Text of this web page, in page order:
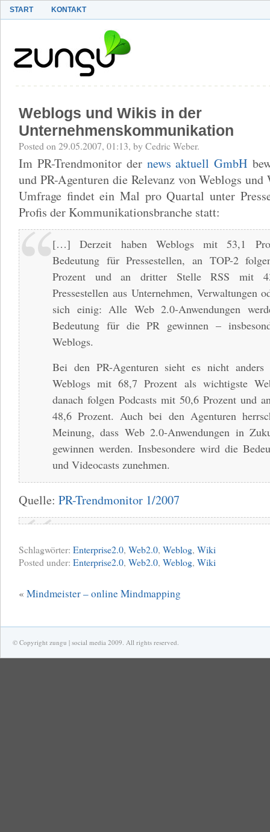
START KONTAKT
Weblogs und Wikis in der
Unternehmenskommunikation
Posted on 29.05.2007, 01:13, by Cedric Weber.
Im PR-Trendmonitor der news aktuell GmbH
und PR-Agenturen die Relevanz von Weblogs
Umfrage findet ein Mal pro Quartal unter
Profis der Kommunikationsbranche statt:
[…] Derzeit haben Weblogs mit 53,1
Bedeutung für Pressestellen, an TOP-2
Prozent und an dritter Stelle RSS mit
Pressestellen aus Unternehmen, Verwaltungen
sich einig: Alle Web 2.0-Anwendungen
Bedeutung für die PR gewinnen –
Weblogs.
Bei den PR-Agenturen sieht es nicht anders
Weblogs mit 68,7 Prozent als wichtigste
danach folgen Podcasts mit 50,6 Prozent und
48,6 Prozent. Auch bei den Agenturen
Meinung, dass Web 2.0-Anwendungen in
gewinnen werden. Insbesondere wird die
und Videocasts zunehmen.
Quelle: PR-Trendmonitor 1/2007
Schlagwörter: Enterprise2.0, Web2.0, Weblog, Wiki
Posted under: Enterprise2.0, Web2.0, Weblog, Wiki
« Mindmeister – online Mindmapping
© Copyright zungu | social media 2009. All rights reserved.